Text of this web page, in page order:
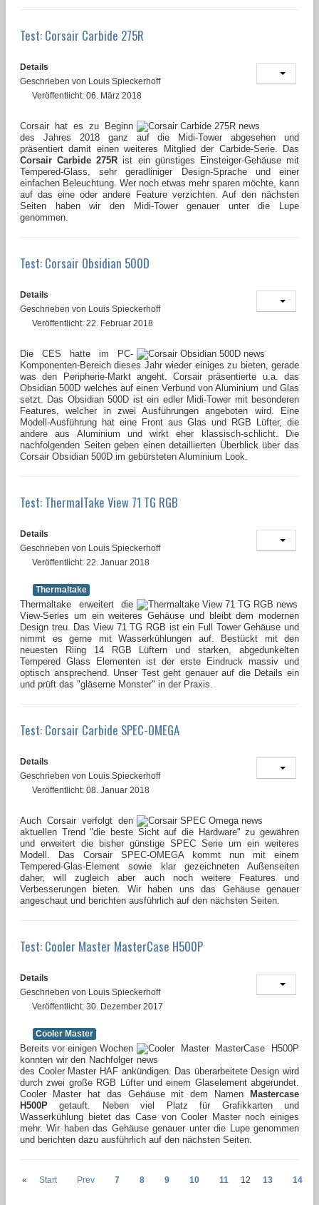
Test: Corsair Carbide 275R
Details
Geschrieben von Louis Spieckerhoff
Veröffentlicht: 06. März 2018
Corsair hat es zu Beginn
des Jahres 2018 ganz auf die Midi-Tower abgesehen und
präsentiert damit einen weiteres Mitglied der Carbide-Serie. Das
Corsair Carbide 275R ist ein günstiges Einsteiger-Gehäuse mit
Tempered-Glass, sehr geradliniger Design-Sprache und einer
einfachen Beleuchtung. Wer noch etwas mehr sparen möchte, kann
auf das eine oder andere Feature verzichten. Auf den nächsten
Seiten haben wir den Midi-Tower genauer unter die Lupe
genommen.
Test: Corsair Obsidian 500D
Details
Geschrieben von Louis Spieckerhoff
Veröffentlicht: 22. Februar 2018
Die CES hatte im PC-
Komponenten-Bereich dieses Jahr wieder einiges zu bieten, gerade
was den Peripherie-Markt angeht. Corsair präsentierte u.a. das
Obsidian 500D welches auf einen Verbund von Aluminium und Glas
setzt. Das Obsidian 500D ist ein edler Midi-Tower mit besonderen
Features, welcher in zweiAusführungenangeboten wird. Eine
Modell-Ausführung hat eine Front aus Glas und RGB Lüfter, die
andere aus Aluminium und wirkt eher klassisch-schlicht. Die
nachfolgenden Seiten geben einen detaillierten Überblick über das
Corsair Obsidian 500D im gebürsteten Aluminium Look.
Test: ThermalTake View 71 TG RGB
Details
Geschrieben von Louis Spieckerhoff
Veröffentlicht: 22. Januar 2018
Thermaltake
Thermaltake erweitert die
View-Series um ein weiteres Gehäuse und bleibt dem modernen
Design treu. Das View 71 TG RGB ist ein Full Tower Gehäuse und
nimmt es gerne mit Wasserkühlungen auf. Bestückt mit den
neuesten Riing 14 RGB Lüftern und starken, abgedunkelten
Tempered Glass Elementen ist der erste Eindruck massiv und
optisch ansprechend. Unser Test geht genauer auf die Details ein
und prüft das "gläserne Monster" in der Praxis.
Test: Corsair Carbide SPEC-OMEGA
Details
Geschrieben von Louis Spieckerhoff
Veröffentlicht: 08. Januar 2018
Auch Corsair verfolgt den
aktuellen Trend "die beste Sicht auf die Hardware" zu gewähren
und erweitert die bisher günstige SPEC Serie um ein weiteres
Modell. Das Corsair SPEC-OMEGA kommt nun mit einem
Tempered-Glas-Element sowie klar gezeichneten Außenseiten
daher, will zugleich aber auch noch weitere Features und
Verbesserungen bieten. Wir haben uns das Gehäuse genauer
angeschaut und berichten ausführlich auf den nächsten Seiten.
Test: Cooler Master MasterCase H500P
Details
Geschrieben von Louis Spieckerhoff
Veröffentlicht: 30. Dezember 2017
Cooler Master
Bereits vor einigen Wochen
konnten wir den Nachfolger
des Cooler Master HAF ankündigen. Das überarbeitete Design wird
durch zwei große RGB Lüfter und einem Glaselement abgerundet.
Cooler Master hat das Gehäuse mit dem Namen Mastercase
H500P getauft. Neben viel Platz für Grafikkarten und
Wasserkühlung bietet das Case von Cooler Master noch einiges
mehr. Wir haben das Gehäuse genauer unter die Lupe genommen
und berichten dazu ausführlich auf den nächsten Seiten.
« Start Prev 7 8 9 10 11 12 13 14